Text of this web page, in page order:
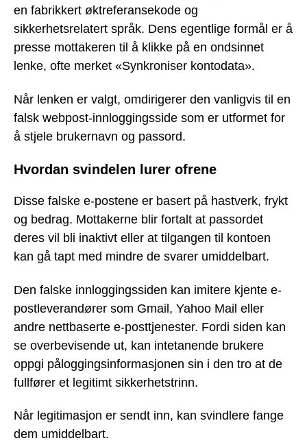
en fabrikkert øktreferansekode og
sikkerhetsrelatert språk. Dens egentlige formål er å
presse mottakeren til å klikke på en ondsinnet
lenke, ofte merket «Synkroniser kontodata».
Når lenken er valgt, omdirigerer den vanligvis til en
falsk webpost-innloggingsside som er utformet for
å stjele brukernavn og passord.
Hvordan svindelen lurer ofrene
Disse falske e-postene er basert på hastverk, frykt
og bedrag. Mottakerne blir fortalt at passordet
deres vil bli inaktivt eller at tilgangen til kontoen
kan gå tapt med mindre de svarer umiddelbart.
Den falske innloggingssiden kan imitere kjente e-
postleverandører som Gmail, Yahoo Mail eller
andre nettbaserte e-posttjenester. Fordi siden kan
se overbevisende ut, kan intetanende brukere
oppgi påloggingsinformasjonen sin i den tro at de
fullfører et legitimt sikkerhetstrinn.
Når legitimasjon er sendt inn, kan svindlere fange
dem umiddelbart.